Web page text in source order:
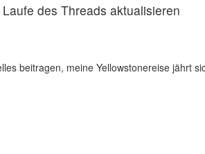
des Threads aktualisieren
beitragen, meine Yellowstonereise jährt